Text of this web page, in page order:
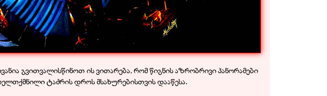
გვითვალისწინოთ ის ვითარება, რომ წიგნის აზრობრივი პანორამები
ტაძრის დროს მსახურებისთვის დააწესა.